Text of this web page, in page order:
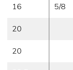
16 5/8
20
20